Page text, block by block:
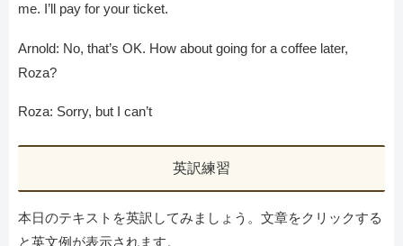
me. I’ll pay for your ticket.
Arnold: No, that’s OK. How about going for a coffee later,
Roza?
Roza: Sorry, but I can’t
英訳練習
本日のテキストを英訳してみましょう。文章をクリックする
と英文例が表示されます。